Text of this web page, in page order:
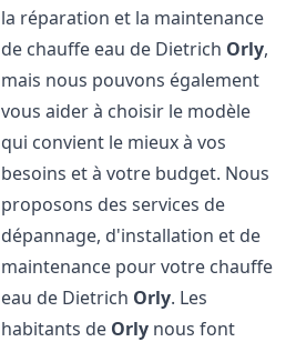
la réparation et la maintenance
de chauffe eau de Dietrich Orly,
mais nous pouvons également
vous aider à choisir le modèle
qui convient le mieux à vos
besoins et à votre budget. Nous
proposons des services de
dépannage, d'installation et de
maintenance pour votre chauffe
eau de Dietrich Orly. Les
habitants de Orly nous font